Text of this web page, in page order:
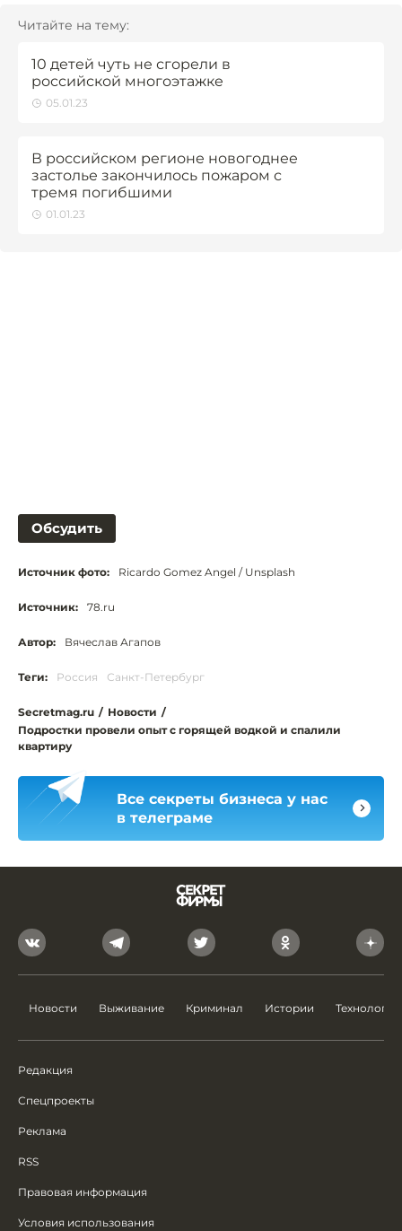
Читайте на тему:
10 детей чуть не сгорели в
российской многоэтажке
05.01.23
В российском регионе новогоднее
застолье закончилось пожаром с
тремя погибшими
01.01.23
Обсудить
Источник фото: Ricardo Gomez Angel / Unsplash
Источник: 78.ru
Автор: Вячеслав Агапов
Теги: Россия Санкт-Петербург
Secretmag.ru / Новости /
Подростки провели опыт с горящей водкой и спалили
квартиру
Все секреты бизнеса у нас
в телеграме
Новости Выживание Криминал Истории Технологии
Редакция
Спецпроекты
Реклама
RSS
Правовая информация
Условия использования